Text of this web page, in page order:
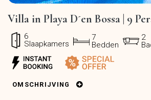
Villa in Playa D´en Bossa | 9
6
Slaapkamers
7
Bedden
2
OMSCHRIJVING